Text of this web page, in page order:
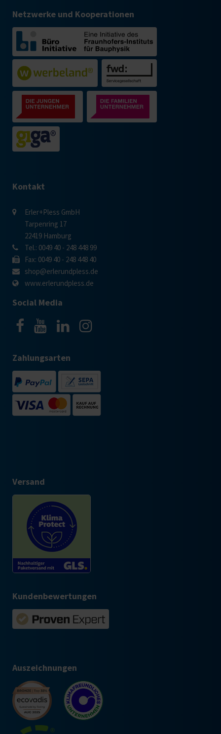
Netzwerke und Kooperationen
Kontakt
Erler+Pless GmbH
Tarpenring 17
22419 Hamburg
Tel.: 0049 40 - 248 448 99
Fax: 0049 40 - 248 448 40
shop@erlerundpless.de
www.erlerundpless.de
Social Media
Zahlungsarten
Versand
Kundenbewertungen
Auszeichnungen